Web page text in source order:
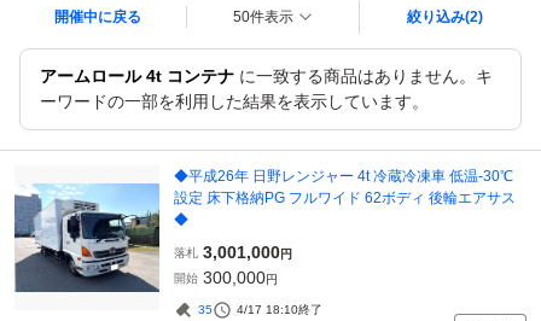
開催中に戻る 50件表示 絞り込み(2)
アームロール 4t コンテナ に一致する商品はありません。キ
ーワードの一部を利用した結果を表示しています。
◆平成26年 日野レンジャー 4t 冷蔵冷凍車 低温-30℃
設定 床下格納PG フルワイド 62ボディ 後輪エアサス
◆
落札 3,001,000円
開始 300,000円
35 4/17 18:10終了